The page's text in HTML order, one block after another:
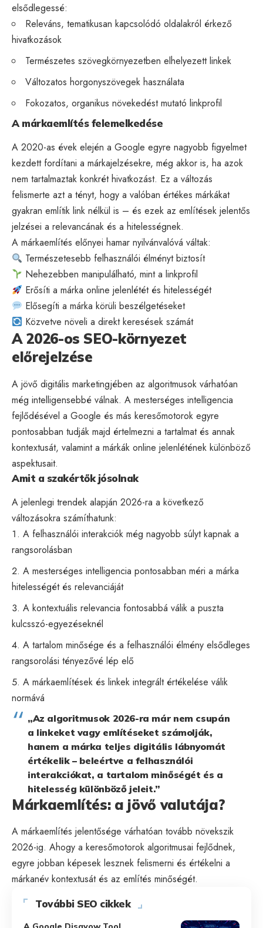
elsődlegessé:
Releváns, tematikusan kapcsolódó oldalakról érkező
hivatkozások
Természetes szövegkörnyezetben elhelyezett linkek
Változatos horgonyszövegek használata
Fokozatos, organikus növekedést mutató linkprofil
A márkaemlítés felemelkedése
A 2020-as évek elején a Google egyre nagyobb figyelmet
kezdett fordítani a márkajelzésekre, még akkor is, ha azok
nem tartalmaztak konkrét hivatkozást. Ez a változás
felismerte azt a tényt, hogy a valóban értékes márkákat
gyakran említik link nélkül is – és ezek az említések jelentős
jelzései a relevancának és a hitelességnek.
A márkaemlítés előnyei hamar nyilvánvalóvá váltak:
Természetesebb felhasználói élményt biztosít
Nehezebben manipulálható, mint a linkprofil
Erősíti a márka online jelenlétét és hitelességét
Elősegíti a márka körüli beszélgetéseket
Közvetve növeli a direkt keresések számát
A 2026-os SEO-környezet
előrejelzése
A jövő digitális marketingjében az algoritmusok várhatóan
még intelligensebbé válnak. A mesterséges intelligencia
fejlődésével a Google és más keresőmotorok egyre
pontosabban tudják majd értelmezni a tartalmat és annak
kontextusát, valamint a márkák online jelenlétének különböző
aspektusait.
Amit a szakértők jósolnak
A jelenlegi trendek alapján 2026-ra a következő
változásokra számíthatunk:
A felhasználói interakciók még nagyobb súlyt kapnak a
rangsorolásban
A mesterséges intelligencia pontosabban méri a márka
hitelességét és relevanciáját
A kontextuális relevancia fontosabbá válik a puszta
kulcsszó-egyezéseknél
A tartalom minősége és a felhasználói élmény elsődleges
rangsorolási tényezővé lép elő
A márkaemlítések és linkek integrált értékelése válik
normává
„Az algoritmusok 2026-ra már nem csupán
a linkeket vagy említéseket számolják,
hanem a márka teljes digitális lábnyomát
értékelik – beleértve a felhasználói
interakciókat, a tartalom minőségét és a
hitelesség különböző jeleit.”
Márkaemlítés: a jövő valutája?
A márkaemlítés jelentősége várhatóan tovább növekszik
2026-ig. Ahogy a keresőmotorok algoritmusai fejlődnek,
egyre jobban képesek lesznek felismerni és értékelni a
márkanév kontextusát és az említés minőségét.
További SEO cikkek